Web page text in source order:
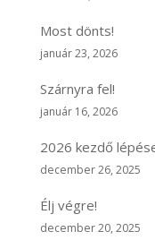
Most dönts!
január 23, 2026
Szárnyra fel!
január 16, 2026
2026 kezdő
december 26, 2025
Élj végre!
december 20, 2025